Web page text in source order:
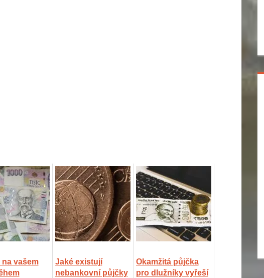
na vašem
Jaké existují
nebankovní půjčky
Okamžitá půjčka
pro dlužníky vyřeší